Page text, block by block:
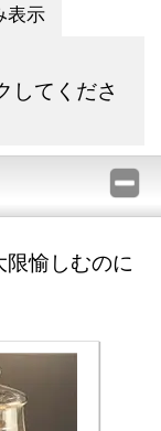
表示
してくださ
愉しむのに